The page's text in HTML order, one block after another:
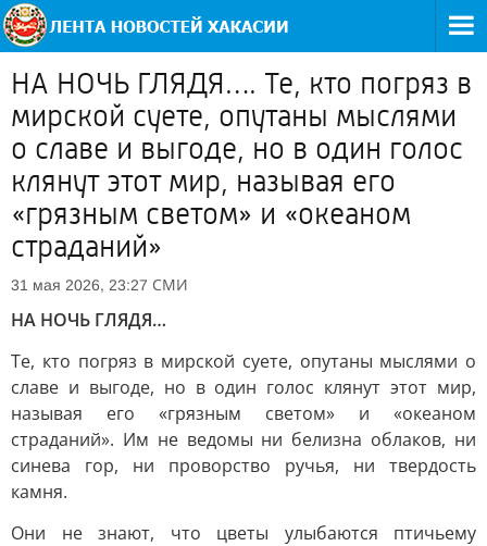
НА НОЧЬ ГЛЯДЯ…. Те, кто погряз в
мирской суете, опутаны мыслями
о славе и выгоде, но в один голос
клянут этот мир, называя его
«грязным светом» и «океаном
страданий»
31 мая 2026, 23:27 СМИ
НА НОЧЬ ГЛЯДЯ…
Те, кто погряз в мирской суете, опутаны мыслями о
славе и выгоде, но в один голос клянут этот мир,
называя его «грязным светом» и «океаном
страданий». Им не ведомы ни белизна облаков, ни
синева гор, ни проворство ручья, ни твердость
камня.
Они не знают, что цветы улыбаются птичьему